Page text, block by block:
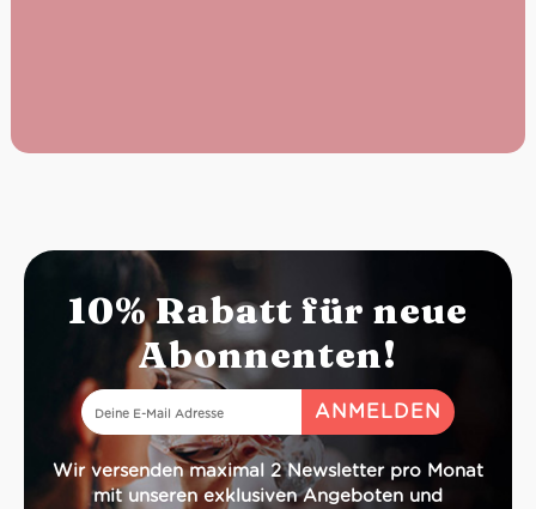
10% Rabatt für neue
Abonnenten!
Wir versenden maximal 2 Newsletter pro Monat
mit unseren exklusiven Angeboten und